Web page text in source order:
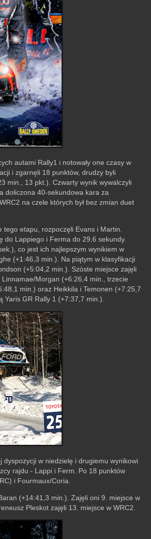
autami Rally1 i notowały one czasy w
i zgarnęli 18 punktów, drudzy byli
min., 13 pkt.). Czwarty wynik wywalczyli
doliczona 40-sekundowa kara za
na czele których był bez zmian duet
etapu, rozpoczęli Evans i Martin.
do Lappiego i Ferma do 29,6 sekundy.
co jest ich najlepszym wynikiem w
(+1:46,3 min.). Na piątym w klasyfikacji
(+5:04,2 min.). Szóste miejsce zajęli
Morgan (+6:26,4 min., trzecie
min.) oraz Heikkila i Temonen (+7:25,7
Yaris GR Rally 1 (+7:37,7 min.).
dyspozycji w niedzielę i drugiemu wynikowi
rajdu - Lappi i Ferm. Po 18 punktów
i Fourmaux/Coria.
(+14:41,3 min.). Zajęli oni 9. miejsce w
Pleskot zajęli 13. miejsce w WRC2.